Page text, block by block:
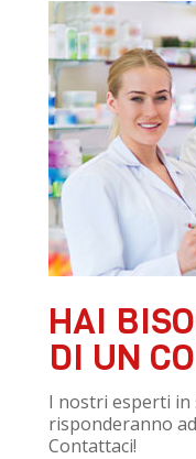
HAI
DI UN
I nostri esperti in
risponderanno
Contattaci!